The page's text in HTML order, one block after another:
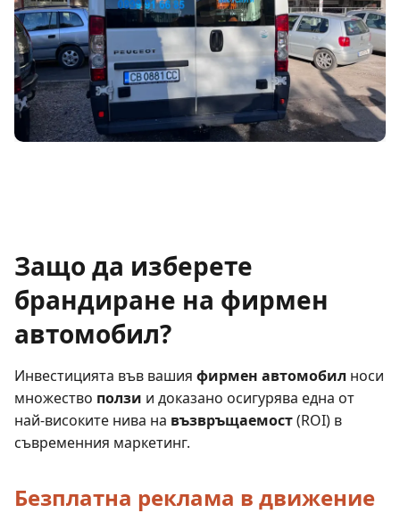
Защо да изберете
брандиране на фирмен
автомобил?
Инвестицията във вашия фирмен автомобил носи
множество ползи и доказано осигурява една от
най-високите нива на възвръщаемост(ROI) в
съвременния маркетинг.
Безплатна реклама в движение